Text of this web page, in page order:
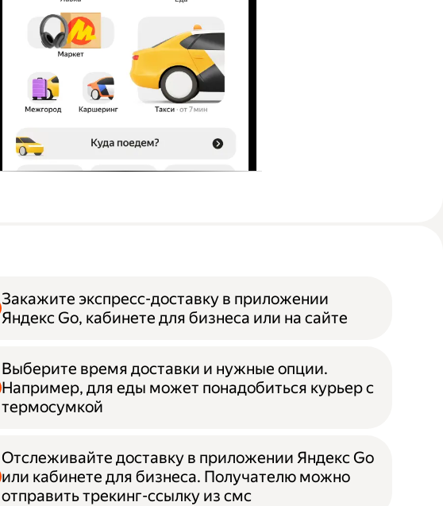
Закажите экспресс-доставку в приложении
Яндекс Go, кабинете для бизнеса или на сайте
Выберите время доставки и нужные опции.
Например, для еды может понадобиться курьер с
термосумкой
Отслеживайте доставку в приложении Яндекс Go
или кабинете для бизнеса. Получателю можно
отправить трекинг-ссылку из смс